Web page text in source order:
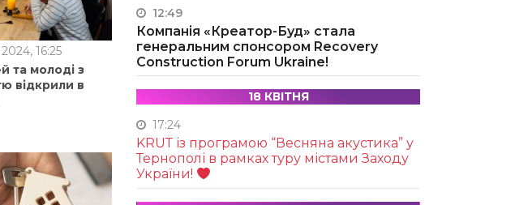
16:25
та молоді з
відкрили в
12:49
Компанія «Креатор-Буд» стала
генеральним спонсором Recovery
Construction Forum Ukraine!
18 КВІТНЯ
17:24
KRUТ із програмою “Весняна акустика” у
Тернополі в рамках туру містами Заходу
України!